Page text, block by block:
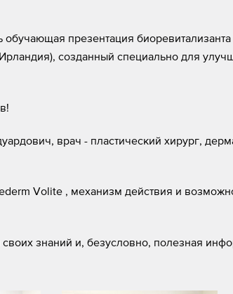
презентация
созданный специально для
врач - пластический хирург,
Volite , механизм действия и
знаний и, безусловно, полезная